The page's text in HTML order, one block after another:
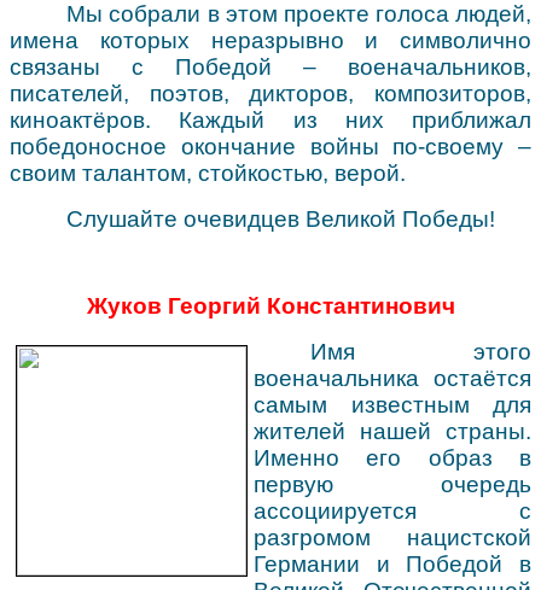
Мы собрали в этом проекте голоса людей,
имена которых неразрывно и символично
связаны с Победой – военачальников,
писателей, поэтов, дикторов, композиторов,
киноактёров. Каждый из них приближал
победоносное окончание войны по-своему –
своим талантом, стойкостью, верой.
Слушайте очевидцев Великой Победы!
Жуков Георгий Константинович
Имя этого
военачальника остаётся
самым известным для
жителей нашей страны.
Именно его образ в
первую очередь
ассоциируется с
разгромом нацистской
Германии и Победой в